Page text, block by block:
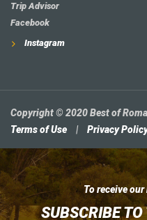
Trip Advisor
Facebook
Instagram
Copyright © 2020 Best of
Terms of Use
| Privacy
To receive
SUBSCRIBE